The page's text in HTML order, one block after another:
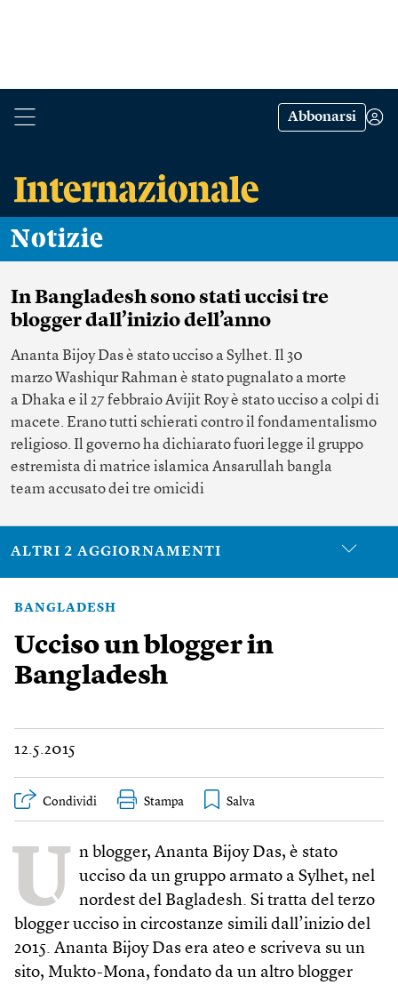
Abbonarsi
Notizie
In Bangladesh sono stati uccisi tre
blogger dall’inizio dell’anno
Ananta Bijoy Das è stato ucciso a Sylhet. Il 30
marzo Washiqur Rahman è stato pugnalato a morte
a Dhaka e il 27 febbraio Avijit Roy è stato ucciso a colpi di
macete. Erano tutti schierati contro il fondamentalismo
religioso. Il governo ha dichiarato fuori legge il gruppo
estremista di matrice islamica Ansarullah bangla
team accusato dei tre omicidi
ALTRI 2 AGGIORNAMENTI
BANGLADESH
Ucciso un blogger in
Bangladesh
12.5.2015
Condividi Stampa
U n blogger, Ananta Bijoy Das, è stato
ucciso da un gruppo armato a Sylhet, nel
nordest del Bagladesh. Si tratta del terzo
blogger ucciso in circostanze simili dall’inizio del
2015. Ananta Bijoy Das era ateo e scriveva su un
sito, Mukto-Mona, fondato da un altro blogger